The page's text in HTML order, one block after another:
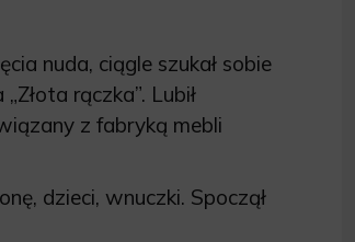
nuda, ciągle szukał sobie
rączka”. Lubił
z fabryką mebli
dzieci, wnuczki. Spoczął